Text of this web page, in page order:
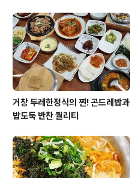
거창 두레한정식의 찐! 곤드레밥과
밥도둑 반찬 퀄리티